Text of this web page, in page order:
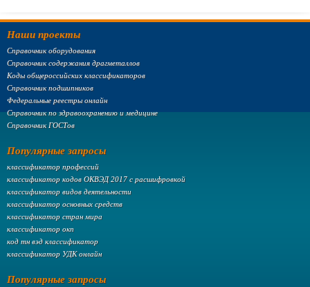
Наши проекты
Справочник оборудования
Справочник содержания драгметаллов
Коды общероссийских классификаторов
Справочник подшипников
Федеральные реестры онлайн
Справочник по здравоохранению и медицине
Справочник ГОСТов
Популярные запросы
классификатор профессий
классификатор кодов ОКВЭД 2017 с расшифровкой
классификатор видов деятельности
классификатор основных средств
классификатор стран мира
классификатор окп
код тн вэд классификатор
классификатор УДК онлайн
Популярные запросы